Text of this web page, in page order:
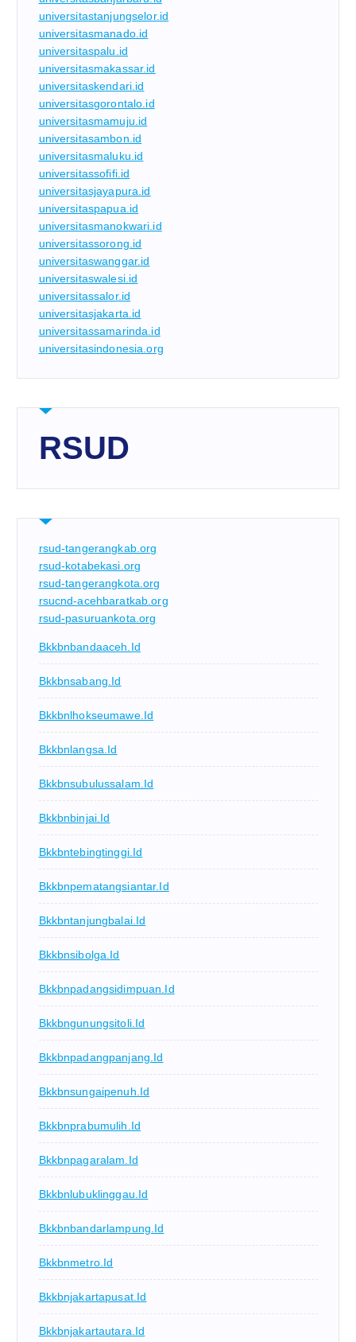
universitastanjungselor.id
universitasmanado.id
universitaspalu.id
universitasmakassar.id
universitaskendari.id
universitasgorontalo.id
universitasmamuju.id
universitasambon.id
universitasmaluku.id
universitassofifi.id
universitasjayapura.id
universitaspapua.id
universitasmanokwari.id
universitassorong.id
universitaswanggar.id
universitaswalesi.id
universitassalor.id
universitasjakarta.id
universitassamarinda.id
universitasindonesia.org
RSUD
rsud-tangerangkab.org
rsud-kotabekasi.org
rsud-tangerangkota.org
rsucnd-acehbaratkab.org
rsud-pasuruankota.org
Bkkbnbandaaceh.id
Bkkbnsabang.id
Bkkbnlhokseumawe.id
Bkkbnlangsa.id
Bkkbnsubulussalam.id
Bkkbnbinjai.id
Bkkbntebingtinggi.id
Bkkbnpematangsiantar.id
Bkkbntanjungbalai.id
Bkkbnsibolga.id
Bkkbnpadangsidimpuan.id
Bkkbngunungsitoli.id
Bkkbnpadangpanjang.id
Bkkbnsungaipenuh.id
Bkkbnprabumulih.id
Bkkbnpagaralam.id
Bkkbnlubuklinggau.id
Bkkbnbandarlampung.id
Bkkbnmetro.id
Bkkbnjakartapusat.id
Bkkbnjakartautara.id